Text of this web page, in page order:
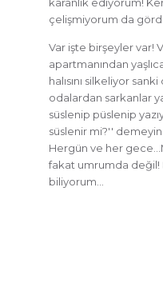
çelişmiyorum da
Var işte birşeyler var!
apartmanından
halısını silkeliyor
odalardan sarkanlar
süslenip püslenip
süslenir mi?'' demeyin
Hergün ve her
fakat umrumda değil!
biliyorum…